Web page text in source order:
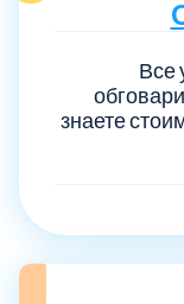
Все
знаете